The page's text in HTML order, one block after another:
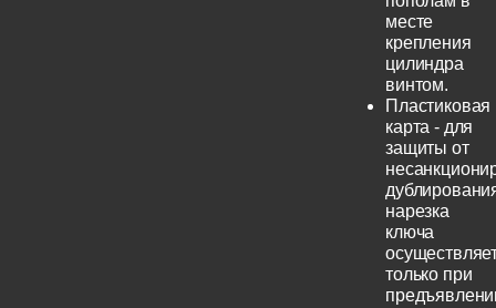
месте
крепления
цилиндра
винтом.
Пластиковая
карта - для
защиты от
нарезка
ключа
только при